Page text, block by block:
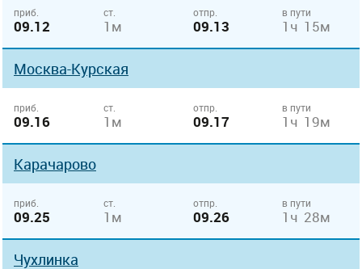
приб.
09.12
ст.
1м
отпр.
09.13
в пути
1ч 15м
Москва-Курская
приб.
09.16
ст.
1м
отпр.
09.17
в пути
1ч 19м
Карачарово
приб.
09.25
ст.
1м
отпр.
09.26
в пути
1ч 28м
Чухлинка